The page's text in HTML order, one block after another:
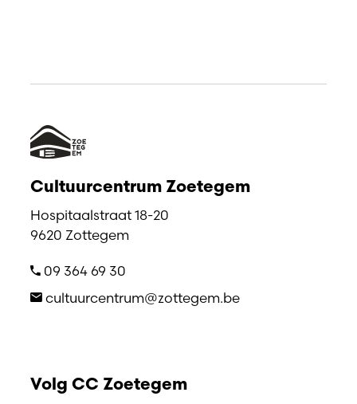
Cultuurcentrum Zoetegem
Hospitaalstraat 18-20
9620 Zottegem
09 364 69 30
cultuurcentrum@zottegem.be
Volg CC Zoetegem